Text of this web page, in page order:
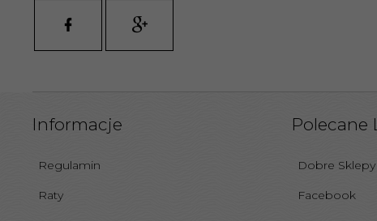
Informacje
Regulamin
Raty
Polecane
Dobre
Facebook